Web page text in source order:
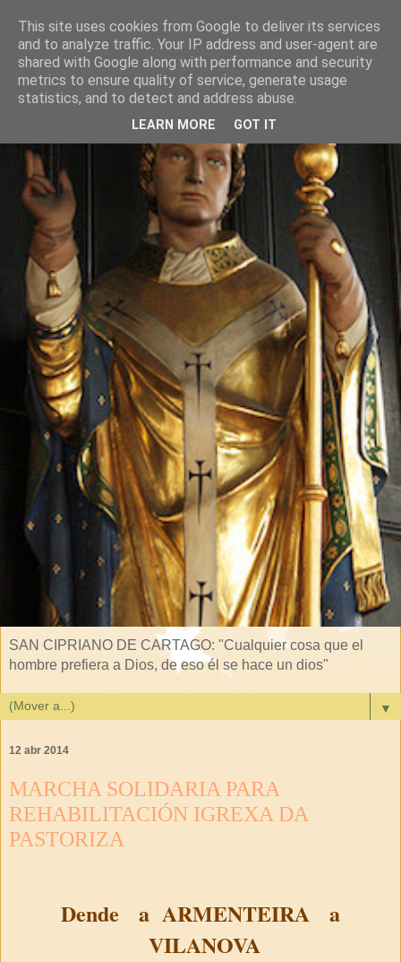
SAN CIPRIANO DE CARTAGO: "Cualquier cosa que el
hombre prefiera a Dios, de eso él se hace un dios"
▼
12 abr 2014
MARCHA SOLIDARIA PARA
REHABILITACIÓN IGREXA DA
PASTORIZA
Dende a ARMENTEIRA a
VILANOVA
This site uses cookies from Google to deliver its services
and to analyze traffic. Your IP address and user-agent are
shared with Google along with performance and security
metrics to ensure quality of service, generate usage
statistics, and to detect and address abuse.
LEARN MORE GOT IT